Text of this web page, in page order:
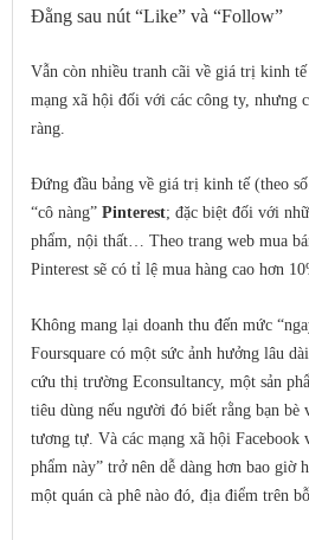
Đằng sau nút “Like” và “Follow”
Vẫn còn nhiều tranh cãi về giá trị kinh
mạng xã hội đối với các công ty, nhưng
ràng.
Đứng đầu bảng về giá trị kinh tế (theo
“cô nàng” Pinterest; đặc biệt đối với
phẩm, nội thất… Theo trang web mua
Pinterest sẽ có tỉ lệ mua hàng cao hơn
Không mang lại doanh thu đến mức
Foursquare có một sức ảnh hưởng lâu
cứu thị trường Econsultancy, một sản
tiêu dùng nếu người đó biết rằng bạn bè
tương tự. Và các mạng xã hội Facebook
phẩm này” trở nên dễ dàng hơn bao giờ
một quán cà phê nào đó, địa điểm trên